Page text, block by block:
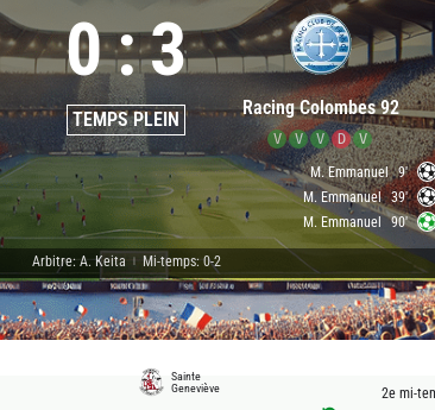
0:3
TEMPS PLEIN Racing Colombes 92
V V V D
V
M. Emmanuel 9'
M. Emmanuel 39'
M. Emmanuel
90'
Arbitre: A. Keita Mi-temps: 0-2
Sainte
Geneviève
2e mi-